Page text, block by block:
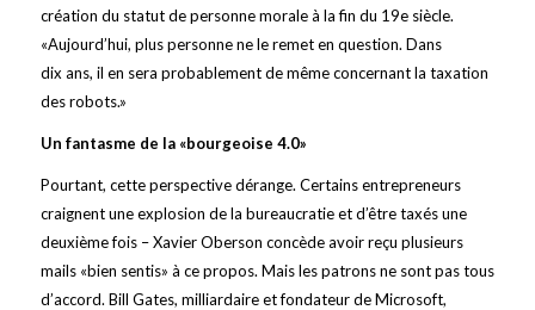
création du statut de personne morale à la fin du 19e siècle.
«Aujourd’hui, plus personne ne le remet en question. Dans
dix ans, il en sera probablement de même concernant la taxation
des robots.»
Un fantasme de la «bourgeoise 4.0»
Pourtant, cette perspective dérange. Certains entrepreneurs
craignent une explosion de la bureaucratie et d’être taxés une
deuxième fois – Xavier Oberson concède avoir reçu plusieurs
mails «bien sentis» à ce propos. Mais les patrons ne sont pas tous
d’accord. Bill Gates, milliardaire et fondateur de Microsoft,